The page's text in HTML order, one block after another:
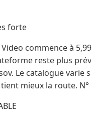
forte
commence à
reste plus
Le catalogue varie
mieux la route. N°